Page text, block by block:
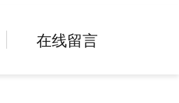
在线留言